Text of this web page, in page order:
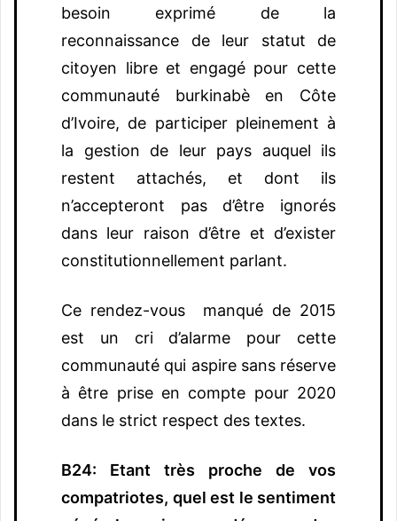
besoin exprimé de la
reconnaissance de leur statut de
citoyen libre et engagé pour cette
communauté burkinabè en Côte
d’Ivoire, de participer pleinement à
la gestion de leur pays auquel ils
restent attachés, et dont ils
n’accepteront pas d’être ignorés
dans leur raison d’être et d’exister
constitutionnellement parlant.
Ce rendez-vous manqué de 2015
est un cri d’alarme pour cette
communauté qui aspire sans réserve
à être prise en compte pour 2020
dans le strict respect des textes.
B24: Etant très proche de vos
compatriotes, quel est le sentiment